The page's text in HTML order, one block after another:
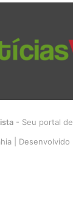
- Seu portal
| Desenvolvido